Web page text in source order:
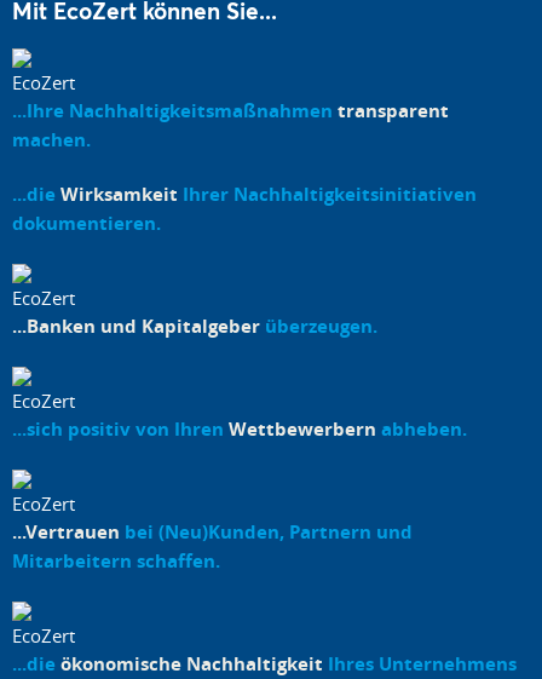
Mit EcoZert können Sie...
...Ihre Nachhaltigkeitsmaßnahmen transparent
machen.
...die Wirksamkeit Ihrer Nachhaltigkeitsinitiativen
dokumentieren.
...Banken und Kapitalgeber überzeugen.
...sich positiv von Ihren Wettbewerbern abheben.
...Vertrauen bei (Neu)Kunden, Partnern und
Mitarbeitern schaffen.
...die ökonomische Nachhaltigkeit Ihres Unternehmens